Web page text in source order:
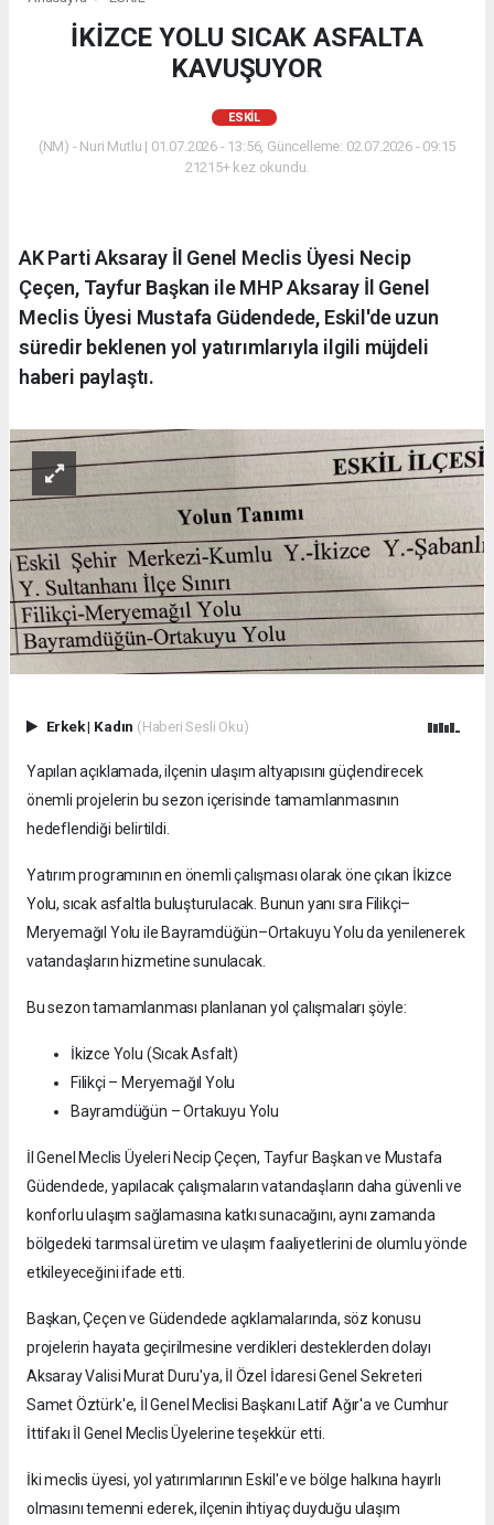
İKİZCE YOLU SICAK ASFALTA
KAVUŞUYOR
ESKİL
(NM) - Nuri Mutlu | 01.07.2026 - 13:56, Güncelleme: 02.07.2026 - 09:15
21215+ kez okundu.
AK Parti Aksaray İl Genel Meclis Üyesi Necip
Çeçen, Tayfur Başkan ile MHP Aksaray İl Genel
Meclis Üyesi Mustafa Güdendede, Eskil'de uzun
süredir beklenen yol yatırımlarıyla ilgili müjdeli
haberi paylaştı.
Erkek| Kadın (Haberi Sesli Oku)
Yapılan açıklamada, ilçenin ulaşım altyapısını güçlendirecek
önemli projelerin bu sezon içerisinde tamamlanmasının
hedeflendiği belirtildi.
Yatırım programının en önemli çalışması olarak öne çıkan İkizce
Yolu, sıcak asfaltla buluşturulacak. Bunun yanı sıra Filikçi–
Meryemağıl Yolu ile Bayramdüğün–Ortakuyu Yolu da yenilenerek
vatandaşların hizmetine sunulacak.
Bu sezon tamamlanması planlanan yol çalışmaları şöyle:
İkizce Yolu (Sıcak Asfalt)
Filikçi – Meryemağıl Yolu
Bayramdüğün – Ortakuyu Yolu
İl Genel Meclis Üyeleri Necip Çeçen, Tayfur Başkan ve Mustafa
Güdendede, yapılacak çalışmaların vatandaşların daha güvenli ve
konforlu ulaşım sağlamasına katkı sunacağını, aynı zamanda
bölgedeki tarımsal üretim ve ulaşım faaliyetlerini de olumlu yönde
etkileyeceğini ifade etti.
Başkan, Çeçen ve Güdendede açıklamalarında, söz konusu
projelerin hayata geçirilmesine verdikleri desteklerden dolayı
Aksaray Valisi Murat Duru'ya, İl Özel İdaresi Genel Sekreteri
Samet Öztürk'e, İl Genel Meclisi Başkanı Latif Ağır'a ve Cumhur
İttifakı İl Genel Meclis Üyelerine teşekkür etti.
İki meclis üyesi, yol yatırımlarının Eskil'e ve bölge halkına hayırlı
olmasını temenni ederek, ilçenin ihtiyaç duyduğu ulaşım